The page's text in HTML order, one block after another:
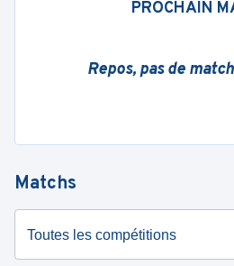
PROCHAIN
Repos, pas de
Matchs
Toutes les compétitions